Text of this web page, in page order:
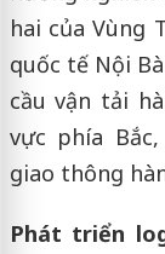
hai của Vùng
quốc tế Nội
cầu vận tải
vực phía
giao thông
Phát triển